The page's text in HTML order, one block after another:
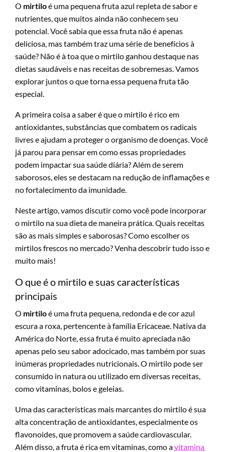
O mirtiloé uma pequena fruta azul repleta de sabor e
nutrientes, que muitos ainda não conhecem seu
potencial. Você sabia que essa fruta não é apenas
deliciosa, mas também traz uma série de benefícios à
saúde? Não é à toa que o mirtilo ganhou destaque nas
dietas saudáveis e nas receitas de sobremesas. Vamos
explorar juntos o que torna essa pequena fruta tão
especial.
A primeira coisa a saber é que o mirtilo é rico em
antioxidantes, substâncias que combatem os radicais
livres e ajudam a proteger o organismo de doenças. Você
já parou para pensar em como essas propriedades
podem impactar sua saúde diária? Além de serem
saborosos, eles se destacam na redução de inflamações e
no fortalecimento da imunidade.
Neste artigo, vamos discutir como você pode incorporar
o mirtilo na sua dieta de maneira prática. Quais receitas
são as mais simples e saborosas? Como escolher os
mirtilos frescos no mercado? Venha descobrir tudo isso e
muito mais!
O que é o mirtilo e suas características
principais
O mirtiloé uma fruta pequena, redonda e de cor azul
escura a roxa, pertencente à família Ericaceae. Nativa da
América do Norte, essa fruta é muito apreciada não
apenas pelo seu sabor adocicado, mas também por suas
inúmeras propriedades nutricionais. O mirtilo pode ser
consumido in natura ou utilizado em diversas receitas,
como vitaminas, bolos e geleias.
Uma das características mais marcantes do mirtilo é sua
alta concentração de antioxidantes, especialmente os
flavonoides, que promovem a saúde cardiovascular.
Além disso, a fruta é rica em vitaminas, como avitamina